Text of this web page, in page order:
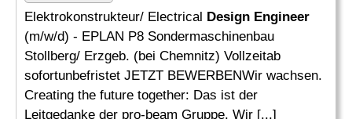
Elektrokonstrukteur/ Electrical Design Engineer
(m/w/d) - EPLAN P8 Sondermaschinenbau
Stollberg/ Erzgeb. (bei Chemnitz) Vollzeitab
sofortunbefristet JETZT BEWERBENWir wachsen.
Creating the future together: Das ist der
Leitgedanke der pro-beam Gruppe. Wir [...]